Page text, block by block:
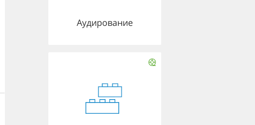
Аудирование